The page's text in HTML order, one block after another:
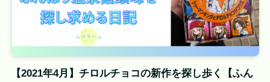
【2021年4月】チロルチョコの新作を探し歩く【ふん